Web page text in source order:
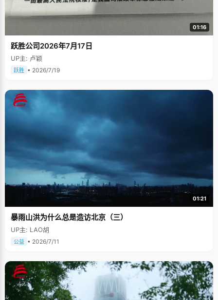
01:16
跃胜公司2026年7月17日
UP主: 卢颖
跃胜 • 2026/7/19
01:21
暴雨山洪为什么总是造访北京（三）
UP主: LAO胡
公益 • 2026/7/11